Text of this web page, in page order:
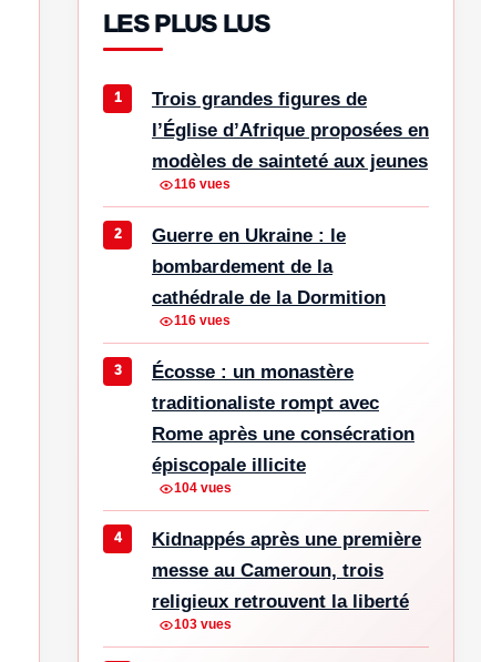
LES PLUS LUS
Trois grandes figures de
l’Église d’Afrique proposées en
modèles de sainteté aux jeunes
116 vues
Guerre en Ukraine : le
bombardement de la
cathédrale de la Dormition
116 vues
Écosse : un monastère
traditionaliste rompt avec
Rome après une consécration
épiscopale illicite
104 vues
Kidnappés après une première
messe au Cameroun, trois
religieux retrouvent la liberté
103 vues